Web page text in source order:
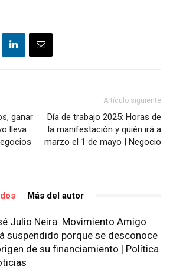
ganar
lleva
Artículo siguiente
Día de trabajo 2025: Horas de
la manifestación y quién irá a
marzo el 1 de mayo | Negocio
Más del autor
Julio Neira: Movimiento Amigo
suspendido porque se desconoce
de su financiamiento | Política